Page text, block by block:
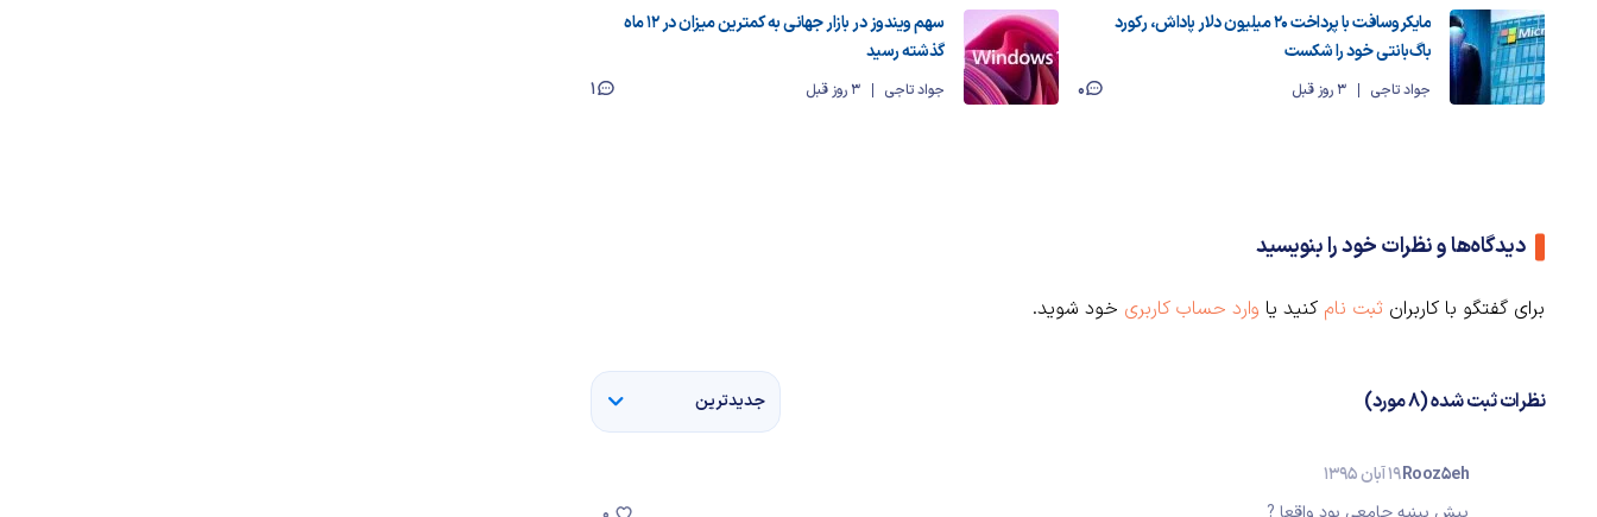
مایکروسافت با پرداخت ۲۰ میلیون دلار پاداش، رکورد
باگ‌بانتی خود را شکست
جواد تاجی 3 روز قبل 0
سهم ویندوز در بازار جهانی به کمترین میزان در ۱۲ ماه
گذشته رسید
جواد تاجی 3 روز قبل 1
دیدگاه‌ها و نظرات خود را بنویسید
برای گفتگو با کاربران ثبت نام کنید یا وارد حساب کاربری خود شوید.
نظرات ثبت شده (8 مورد) جدیدترین
Rooz5eh19 آبان 1395